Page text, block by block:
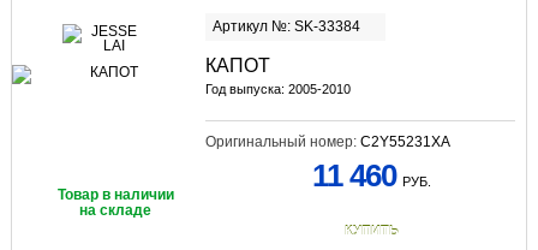
Артикул №: SK-33384
КАПОТ
Год выпуска: 2005-2010
Оригинальный номер: C2Y55231XA
Товар в наличии
на складе
11 460 РУБ.
КУПИТЬ